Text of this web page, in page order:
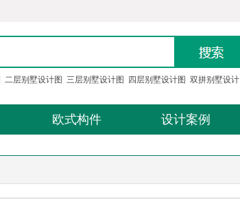
二层别墅设计图 三层别墅设计图 四层别墅设计图 双拼别墅设计
欧式构件 设计案例